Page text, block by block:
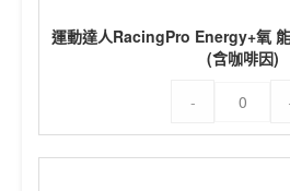
運動達人RacingPro Energy+氧
(含咖啡因)
-
達
人